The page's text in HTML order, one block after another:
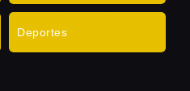
Deportes